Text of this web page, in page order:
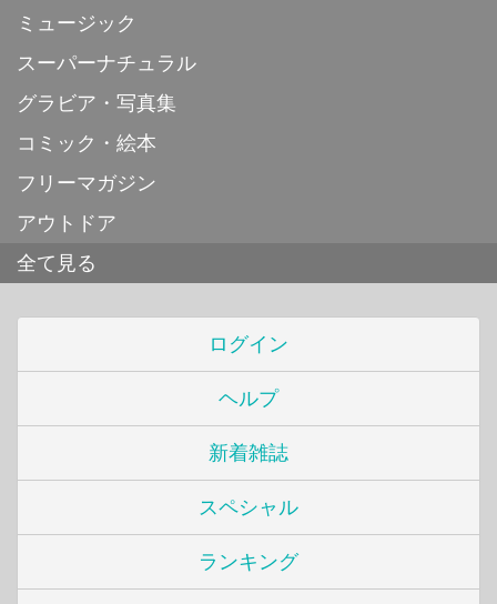
ミュージック
スーパーナチュラル
グラビア・写真集
コミック・絵本
フリーマガジン
アウトドア
全て見る
ログイン
ヘルプ
新着雑誌
スペシャル
ランキング